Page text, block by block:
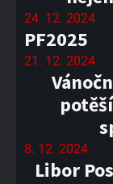
24. 12. 2024
PF2025
21. 12. 2024
8. 12. 2024
Libor